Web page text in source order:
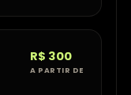
R$ 300
A PARTIR DE